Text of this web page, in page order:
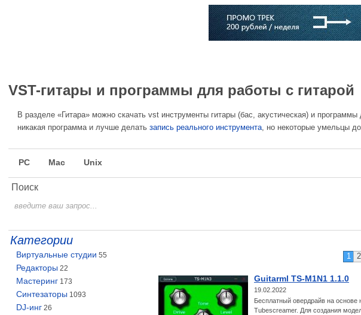
VST-гитары и программы для работы с гитарой
В разделе «Гитара» можно скачать vst инструменты гитары (бас, акустическая) и
никакая программа и лучше делать запись реального инструмента, но некоторые умельцы
PC Mac Unix
Поиск
Категории
Виртуальные студии 55
Редакторы 22
Мастеринг 173
Синтезаторы 1093
DJ-инг 26
1 2
Guitarml TS-M1N1 1.1.0
19.02.2022
Бесплатный овердрайв на основе
Tubescreamer. Для создания